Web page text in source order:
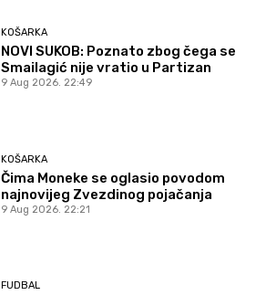
KOŠARKA
NOVI SUKOB: Poznato zbog čega se
Smailagić nije vratio u Partizan
9 Aug 2026. 22:49
KOŠARKA
Čima Moneke se oglasio povodom
najnovijeg Zvezdinog pojačanja
9 Aug 2026. 22:21
FUDBAL